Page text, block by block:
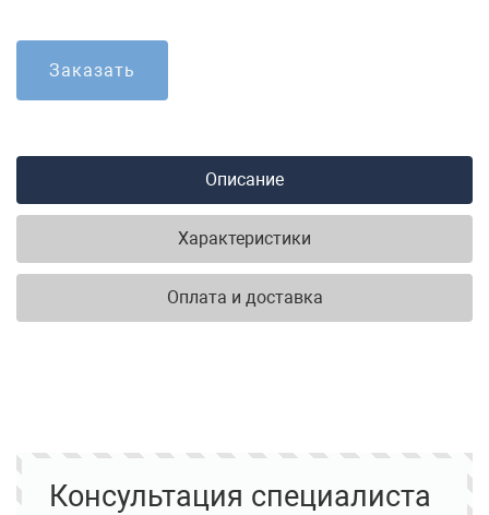
Заказать
Описание
Характеристики
Оплата и доставка
Консультация специалиста